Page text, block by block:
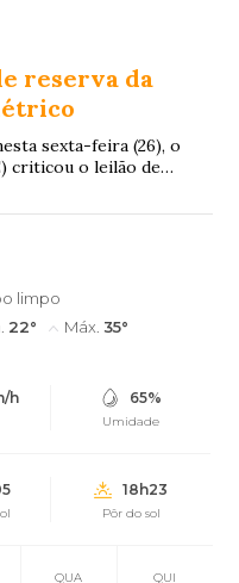
reserva da
sexta-feira (26), o
criticou o leilão de
limpo
22° Máx. 35°
h 65%
Umidade
18h23
Pôr do sol
QUA QUI